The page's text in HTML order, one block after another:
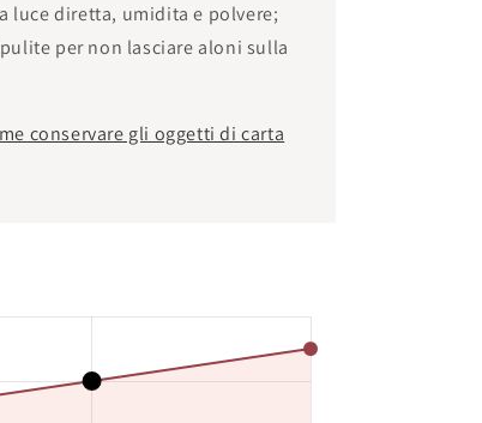
luce diretta, umidita e polvere;
per non lasciare aloni sulla
conservare gli oggetti di carta